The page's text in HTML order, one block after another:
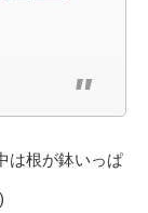
は根が鉢いっぱ